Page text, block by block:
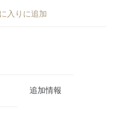
入りに追加
追加情報